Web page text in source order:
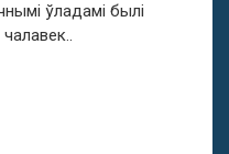
ўладамі былі